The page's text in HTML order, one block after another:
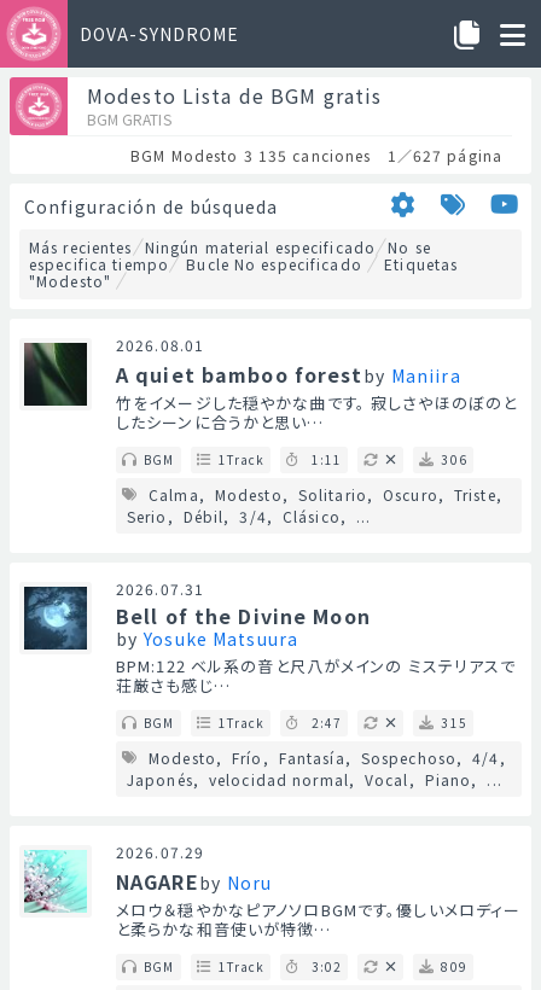
DOVA-SYNDROME
Modesto Lista de BGM gratis
BGM GRATIS
BGM Modesto 3 135 canciones 1／627 página
Configuración de búsqueda
Más recientes Ningún material especificado
No se
especifica tiempo
Bucle No especificado
Etiquetas
"Modesto"
2026.08.01
A quiet bamboo forestby Maniira
竹をイメージした穏やかな曲です。 寂しさやほのぼのと
したシーンに合うかと思い…
BGM 1Track 1:11 306
Calma Modesto Solitario Oscuro
Triste
Serio
Débil 3/4 Clásico ...
2026.07.31
Bell of the Divine Moon
by Yosuke Matsuura
BPM:122 ベル系の音と尺八がメインの ミステリアスで
荘厳さも感じ…
BGM 1Track 2:47 315
Modesto Frío Fantasía Sospechoso
4/4
Japonés
velocidad normal Vocal Piano ...
2026.07.29
NAGAREby Noru
メロウ＆穏やかなピアノソロBGMです。優しいメロディー
と柔らかな和音使いが特徴…
BGM 1Track 3:02 809